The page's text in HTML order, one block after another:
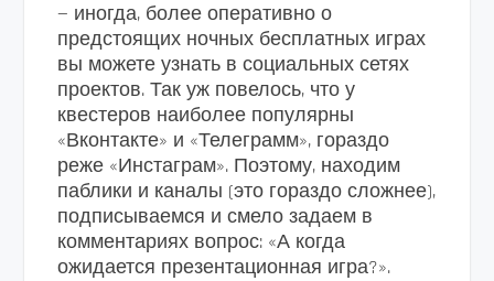
— иногда, более оперативно о
предстоящих ночных бесплатных играх
вы можете узнать в социальных сетях
проектов. Так уж повелось, что у
квестеров наиболее популярны
«Вконтакте» и «Телеграмм», гораздо
реже «Инстаграм». Поэтому, находим
паблики и каналы (это гораздо сложнее),
подписываемся и смело задаем в
комментариях вопрос: «А когда
ожидается презентационная игра?».